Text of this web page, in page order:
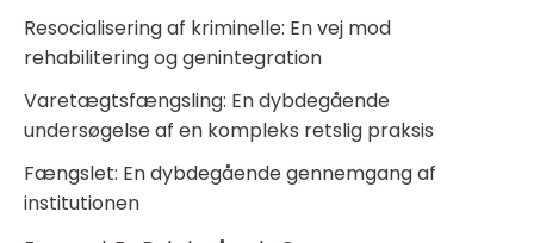
Resocialisering af kriminelle: En vej mod
rehabilitering og genintegration
Varetægtsfængsling: En dybdegående
undersøgelse af en kompleks retslig praksis
Fængslet: En dybdegående gennemgang af
institutionen